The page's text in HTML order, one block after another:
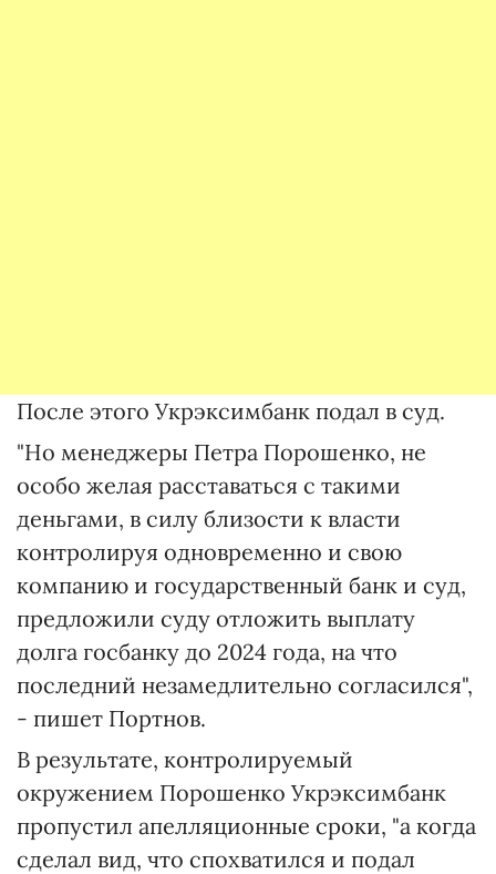
После этого Укрэксимбанк подал в суд.
"Но менеджеры Петра Порошенко, не
особо желая расставаться с такими
деньгами, в силу близости к власти
контролируя одновременно и свою
компанию и государственный банк и ‪суд,
предложили суду отложить выплату
долга госбанку до 2024 года, на что
последний незамедлительно согласился",
- пишет Портнов.
В результате, контролируемый
окружением Порошенко Укрэксимбанк
пропустил апелляционные сроки, "а когда
сделал вид, что спохватился и подал